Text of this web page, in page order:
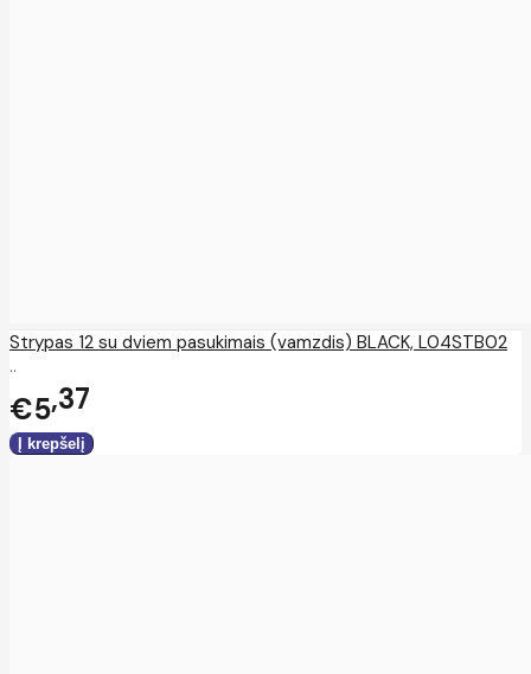
Strypas 12 su dviem pasukimais (vamzdis) BLACK, L04STB02
..
€5 37